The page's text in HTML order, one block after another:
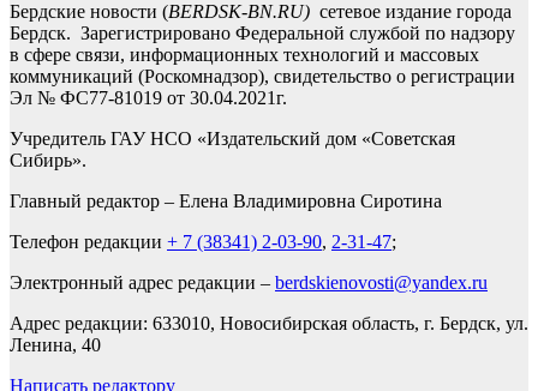
Бердские новости (BERDSK-BN.RU) сетевое издание города
Бердск. Зарегистрировано Федеральной службой по надзору
в сфере связи, информационных технологий и массовых
коммуникаций (Роскомнадзор), свидетельство о регистрации
Эл № ФС77-81019 от 30.04.2021г.
Учредитель ГАУ НСО «Издательский дом «Советская
Сибирь».
Главный редактор – Елена Владимировна Сиротина
Телефон редакции + 7 (38341) 2-03-90, 2-31-47;
Электронный адрес редакции – berdskienovosti@yandex.ru
Адрес редакции: 633010, Новосибирская область, г. Бердск, ул.
Ленина, 40
Написать редактору